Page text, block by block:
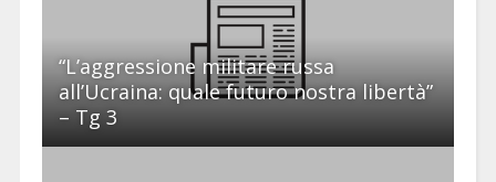
“L’aggressione militare russa
all’Ucraina: quale futuro nostra libertà”
– Tg 3